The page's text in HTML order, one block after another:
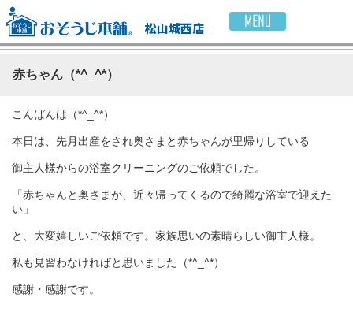
松山城西店
赤ちゃん（*^_^*）
こんばんは（*^_^*）
本日は、先月出産をされ奥さまと赤ちゃんが里帰りしている
御主人様からの浴室クリーニングのご依頼でした。
「赤ちゃんと奥さまが、近々帰ってくるので綺麗な浴室で迎えた
い」
と、大変嬉しいご依頼です。家族思いの素晴らしい御主人様。
私も見習わなければと思いました（*^_^*）
感謝・感謝です。